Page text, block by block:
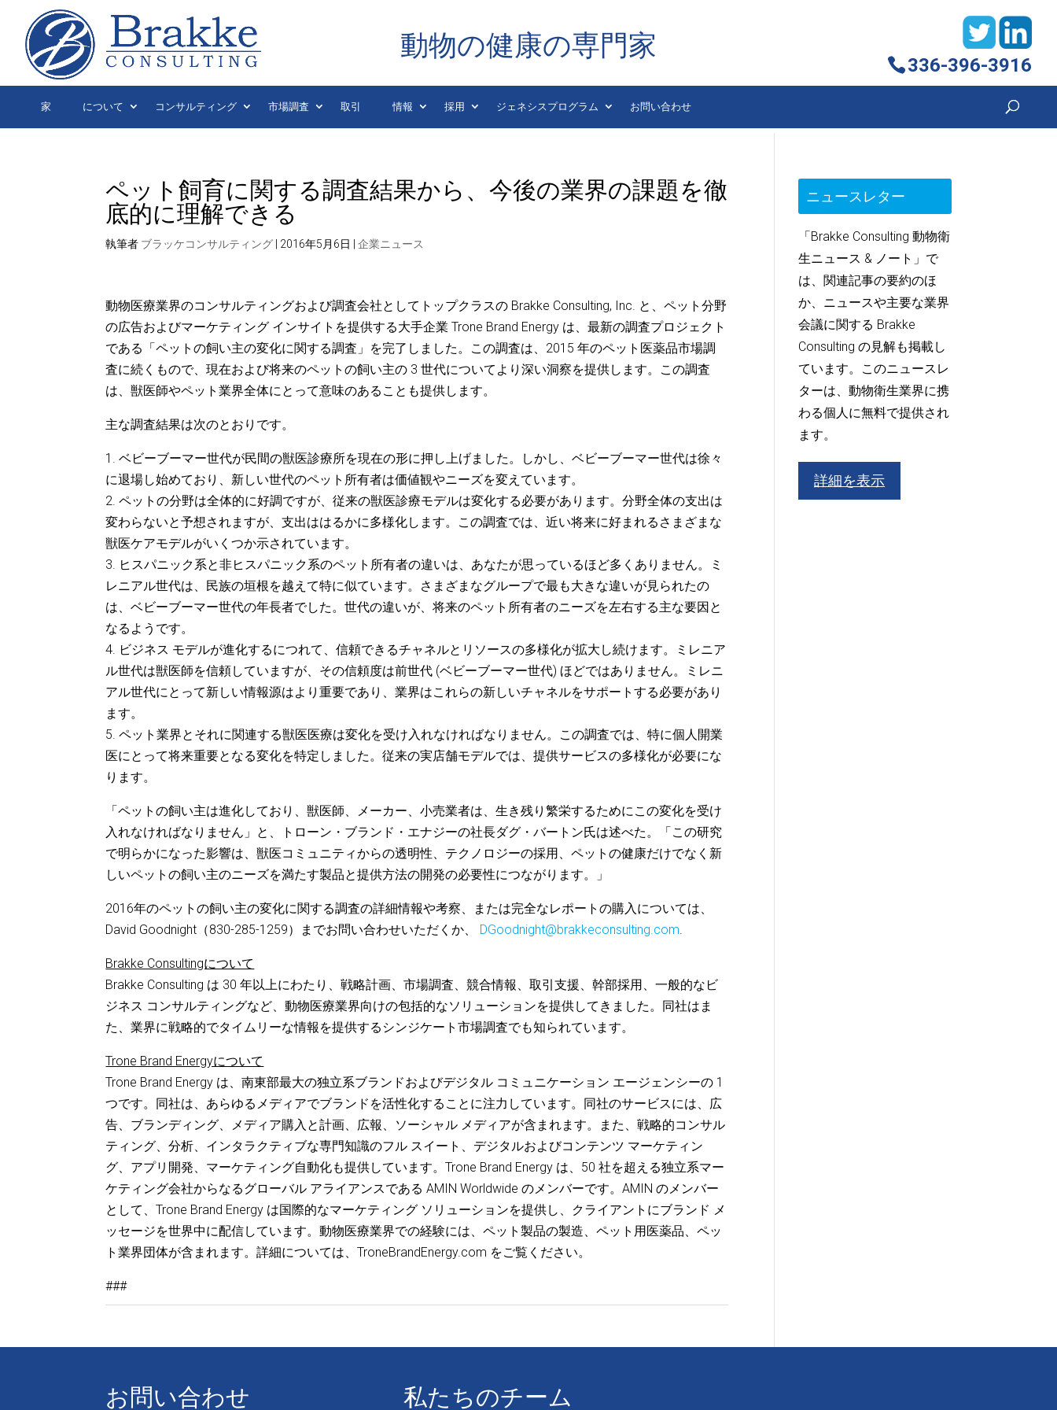
動物の健康の専門家
336-396-3916
家 について コンサルティング 市場調査 取引 情報 採用 ジェネシスプログラム お問い合わせ
ペット飼育に関する調査結果から、今後の業界の課題を徹
底的に理解できる
執筆者 ブラッケコンサルティング 2016年5月6日 |企業ニュース
動物医療業界のコンサルティングおよび調査会社としてトップクラスの Brakke Consulting, Inc. と、ペット分野
の広告およびマーケティング インサイトを提供する大手企業 Trone Brand Energy は、最新の調査プロジェクト
である「ペットの飼い主の変化に関する調査」を完了しました。この調査は、2015 年のペット医薬品市場調
査に続くもので、現在および将来のペットの飼い主の 3 世代についてより深い洞察を提供します。この調査
は、獣医師やペット業界全体にとって意味のあることも提供します。
主な調査結果は次のとおりです。
1. ベビーブーマー世代が民間の獣医診療所を現在の形に押し上げました。しかし、ベビーブーマー世代は徐々
に退場し始めており、新しい世代のペット所有者は価値観やニーズを変えています。
2. ペットの分野は全体的に好調ですが、従来の獣医診療モデルは変化する必要があります。分野全体の支出は
変わらないと予想されますが、支出ははるかに多様化します。この調査では、近い将来に好まれるさまざまな
獣医ケアモデルがいくつか示されています。
3. ヒスパニック系と非ヒスパニック系のペット所有者の違いは、あなたが思っているほど多くありません。ミ
レニアル世代は、民族の垣根を越えて特に似ています。さまざまなグループで最も大きな違いが見られたの
は、ベビーブーマー世代の年長者でした。世代の違いが、将来のペット所有者のニーズを左右する主な要因と
なるようです。
4. ビジネス モデルが進化するにつれて、信頼できるチャネルとリソースの多様化が拡大し続けます。ミレニア
ル世代は獣医師を信頼していますが、その信頼度は前世代 (ベビーブーマー世代) ほどではありません。ミレニ
アル世代にとって新しい情報源はより重要であり、業界はこれらの新しいチャネルをサポートする必要があり
ます。
5. ペット業界とそれに関連する獣医医療は変化を受け入れなければなりません。この調査では、特に個人開業
医にとって将来重要となる変化を特定しました。従来の実店舗モデルでは、提供サービスの多様化が必要にな
ります。
「ペットの飼い主は進化しており、獣医師、メーカー、小売業者は、生き残り繁栄するためにこの変化を受け
入れなければなりません」と、トローン・ブランド・エナジーの社長ダグ・バートン氏は述べた。「この研究
で明らかになった影響は、獣医コミュニティからの透明性、テクノロジーの採用、ペットの健康だけでなく新
しいペットの飼い主のニーズを満たす製品と提供方法の開発の必要性につながります。」
2016年のペットの飼い主の変化に関する調査の詳細情報や考察、または完全なレポートの購入については、
David Goodnight（830-285-1259）までお問い合わせいただくか、 DGoodnight@brakkeconsulting.com.
Brakke Consultingについて
Brakke Consulting は 30 年以上にわたり、戦略計画、市場調査、競合情報、取引支援、幹部採用、一般的なビ
ジネス コンサルティングなど、動物医療業界向けの包括的なソリューションを提供してきました。同社はま
た、業界に戦略的でタイムリーな情報を提供するシンジケート市場調査でも知られています。
Trone Brand Energyについて
Trone Brand Energy は、南東部最大の独立系ブランドおよびデジタル コミュニケーション エージェンシーの 1
つです。同社は、あらゆるメディアでブランドを活性化することに注力しています。同社のサービスには、広
告、ブランディング、メディア購入と計画、広報、ソーシャル メディアが含まれます。また、戦略的コンサル
ティング、分析、インタラクティブな専門知識のフル スイート、デジタルおよびコンテンツ マーケティン
グ、アプリ開発、マーケティング自動化も提供しています。Trone Brand Energy は、50 社を超える独立系マー
ケティング会社からなるグローバル アライアンスである AMIN Worldwide のメンバーです。AMIN のメンバー
として、Trone Brand Energy は国際的なマーケティング ソリューションを提供し、クライアントにブランド メ
ッセージを世界中に配信しています。動物医療業界での経験には、ペット製品の製造、ペット用医薬品、ペッ
ト業界団体が含まれます。詳細については、TroneBrandEnergy.com をご覧ください。
###
ニュースレター
「Brakke Consulting 動物衛
生ニュース & ノート」で
は、関連記事の要約のほ
か、ニュースや主要な業界
会議に関する Brakke
Consulting の見解も掲載し
ています。このニュースレ
ターは、動物衛生業界に携
わる個人に無料で提供され
ます。
詳細を表示
お問い合わせ 私たちのチーム